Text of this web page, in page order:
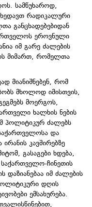
სამწუხაროდ,
რადიკალური
განცხადებებიდან
ეროვნული
იმ გარე ძალების
მიმართ, რომელთა
მიანიშნებენ, რომ
მხოლოდ იმისთვის,
მოერგოს,
ხალხის ნების
პოლიტიკურ ძალებს
და
კავშირებზე
გასაგები ხდება,
ჩინეთის
იმ ძალების
დღის
ემსახურება.